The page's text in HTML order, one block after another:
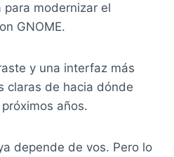
modernizar el
GNOME.
y una interfaz más
claras de hacia dónde
años.
depende de vos. Pero lo